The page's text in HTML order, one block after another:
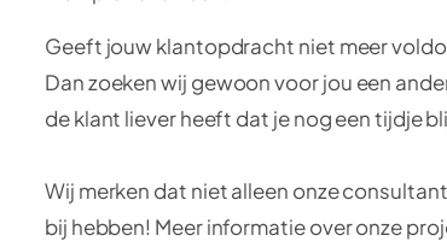
Geeft jouw klantopdracht niet meer
Dan zoeken wij gewoon voor jou een
de klant liever heeft dat je nog een tijdje
Wij merken dat niet alleen onze
bij hebben! Meer informatie over onze